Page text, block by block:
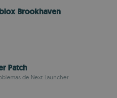
Brookhaven
Patch
de Next Launcher